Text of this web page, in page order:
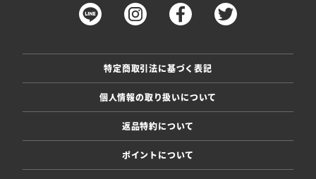
特定商取引法に基づく表記
個人情報の取り扱いについて
返品特約について
ポイントについて